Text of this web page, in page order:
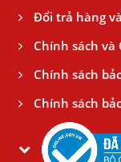
Đổi trả hàng
Chính sách và
Chính sách
Chính sách